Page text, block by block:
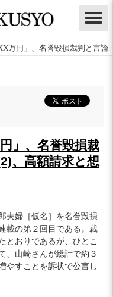
万円」、名誉毀損裁判と言
」、名誉毀損裁
、高額請求と想
夫婦［仮名］を名誉毀損
載の第２回目である。裁
とおりであるが、ひとこ
、山崎さんが総計で約３
やすことを訴状で公言し